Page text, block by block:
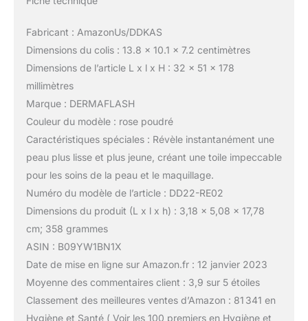
Fabricant : AmazonUs/DDKAS
Dimensions du colis : 13.8 x 10.1 x 7.2 centimètres
Dimensions de l’article L x l x H : 32 x 51 x 178
millimètres
Marque : DERMAFLASH
Couleur du modèle : rose poudré
Caractéristiques spéciales : Révèle instantanément une
peau plus lisse et plus jeune, créant une toile impeccable
pour les soins de la peau et le maquillage.
Numéro du modèle de l’article : DD22-RE02
Dimensions du produit (L x l x h) : 3,18 x 5,08 x 17,78
cm; 358 grammes
ASIN : B09YW1BN1X
Date de mise en ligne sur Amazon.fr : 12 janvier 2023
Moyenne des commentaires client : 3,9 sur 5 étoiles
Classement des meilleures ventes d’Amazon : 81 341 en
Hygiène et Santé ( Voir les 100 premiers en Hygiène et